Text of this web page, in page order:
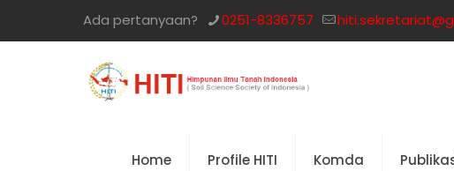
Ada pertanyaan? 0251-8336757
Home Profile HITI Komda